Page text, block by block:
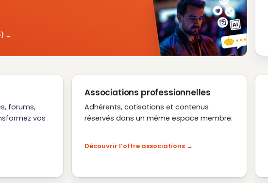
forums,
vos
Associations professionnelles
Adhérents, cotisations et contenus
réservés dans un même espace membre.
Découvrir l’offre associations